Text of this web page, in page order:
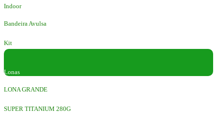
Indoor
Bandeira Avulsa
Kit
Lonas
LONA GRANDE
SUPER TITANIUM 280G